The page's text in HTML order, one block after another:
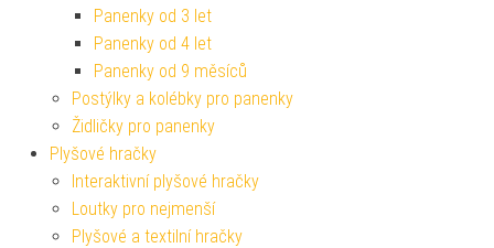
Panenky od 3 let
Panenky od 4 let
Panenky od 9 měsíců
Postýlky a kolébky pro panenky
Židličky pro panenky
Plyšové hračky
Interaktivní plyšové hračky
Loutky pro nejmenší
Plyšové a textilní hračky